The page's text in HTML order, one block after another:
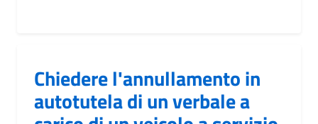
Chiedere l'annullamento in
autotutela di un verbale a